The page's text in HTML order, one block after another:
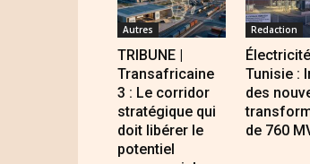
Autres
TRIBUNE |
Transafricaine
3 : Le corridor
stratégique qui
doit libérer le
potentiel
Redaction
Électricité
Tunisie :
des
de 760